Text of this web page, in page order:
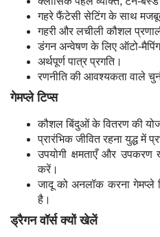
गहरे फैंटेसी सेटिंग के साथ
गहरी और लचीली कौशल
डंगन अन्वेषण के लिए ऑटो-
अर्थपूर्ण पात्र प्रगति।
रणनीति की आवश्यकता वाले
गेमप्ले टिप्स
कौशल बिंदुओं के वितरण की
प्रारंभिक जीवित रहना युद्ध में
उपयोगी क्षमताएँ और
करें।
जादू को अनलॉक करना गेमप्ले
है।
ड्रैगन वॉर्स क्यों खेलें